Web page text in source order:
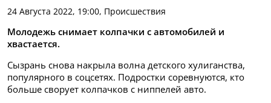
24 Августа 2022, 19:00, Происшествия
Молодежь снимает колпачки с автомобилей и
хвастается.
Сызрань снова накрыла волна детского хулиганства,
популярного в соцсетях. Подростки соревнуются, кто
больше сворует колпачков с ниппелей авто.